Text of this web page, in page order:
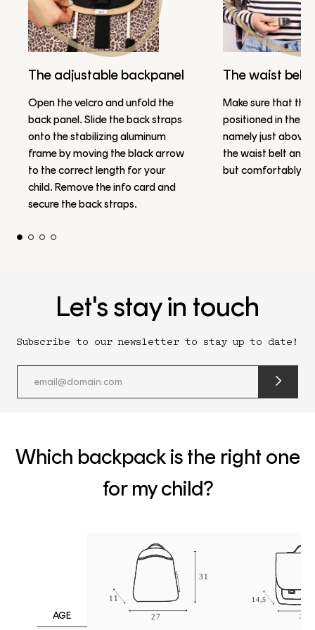
The adjustable backpanel
Open the velcro and unfold the
back panel. Slide the back straps
onto the stabilizing aluminum
frame by moving the black arrow
to the correct length for your
child. Remove the info card and
secure the back straps.
The waist belt
Make sure that the
positioned in the
namely just above
the waist belt and
but comfortably..
Let's stay in touch
Subscribe to our newsletter to stay up to date!
submit
form
Which backpack is the right one
for my child?
AGE